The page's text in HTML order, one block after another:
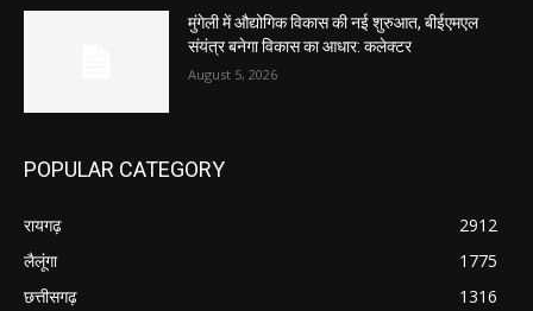
मुंगेली में औद्योगिक विकास की नई शुरुआत, बीईएमएल
संयंत्र बनेगा विकास का आधार: कलेक्टर
August 5, 2026
POPULAR CATEGORY
रायगढ़
2912
लैलूंगा
1775
छत्तीसगढ़
1316